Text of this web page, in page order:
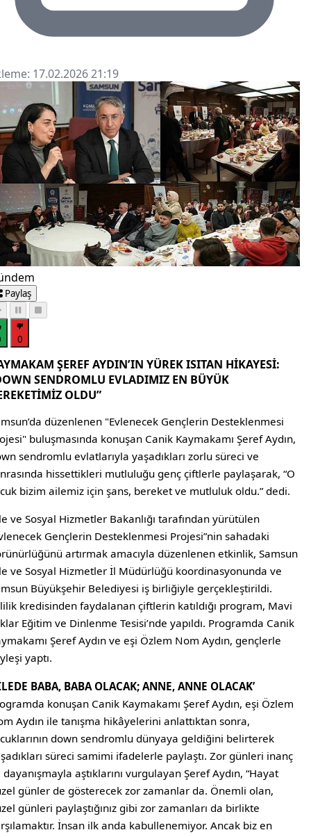
17.02.2026 21:19
Paylaş
0
ŞEREF AYDIN’IN YÜREK ISITAN HİKAYESİ:
SENDROMLU EVLADIMIZ EN BÜYÜK
OLDU”
düzenlenen "Evlenecek Gençlerin Desteklenmesi
buluşmasında konuşan Canik Kaymakamı Şeref Aydın,
sendromlu evlatlarıyla yaşadıkları zorlu süreci ve
hissettikleri mutluluğu genç çiftlerle paylaşarak, “O
bizim ailemiz için şans, bereket ve mutluluk oldu.” dedi.
ve Sosyal Hizmetler Bakanlığı tarafından yürütülen
Gençlerin Desteklenmesi Projesi”nin sahadaki
artırmak amacıyla düzenlenen etkinlik, Samsun
ve Sosyal Hizmetler İl Müdürlüğü koordinasyonunda ve
Büyükşehir Belediyesi iş birliğiyle gerçekleştirildi.
kredisinden faydalanan çiftlerin katıldığı program, Mavi
Eğitim ve Dinlenme Tesisi’nde yapıldı. Programda Canik
Şeref Aydın ve eşi Özlem Nom Aydın, gençlerle
yaptı.
BABA, BABA OLACAK; ANNE, ANNE OLACAK’
konuşan Canik Kaymakamı Şeref Aydın, eşi Özlem
Aydın ile tanışma hikâyelerini anlattıktan sonra,
down sendromlu dünyaya geldiğini belirterek
süreci samimi ifadelerle paylaştı. Zor günleri inanç
dayanışmayla aştıklarını vurgulayan Şeref Aydın, “Hayat
günler de gösterecek zor zamanlar da. Önemli olan,
günleri paylaştığınız gibi zor zamanları da birlikte
İnsan ilk anda kabullenemiyor. Ancak biz en